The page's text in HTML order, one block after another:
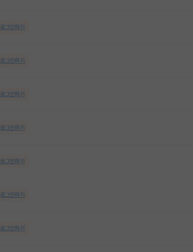
로그인하기
로그인하기
로그인하기
로그인하기
로그인하기
로그인하기
로그인하기